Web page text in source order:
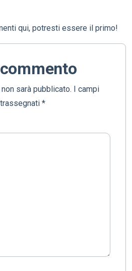
qui, potresti essere il primo!
sarà pubblicato.
I campi
*